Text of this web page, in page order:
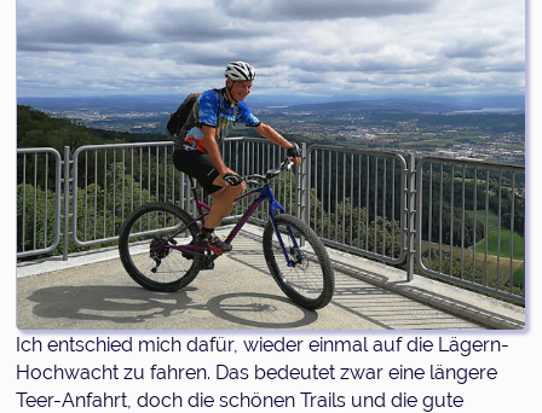
Ich entschied mich dafür, wieder einmal auf die Lägern-
Hochwacht zu fahren. Das bedeutet zwar eine längere
Teer-Anfahrt, doch die schönen Trails und die gute